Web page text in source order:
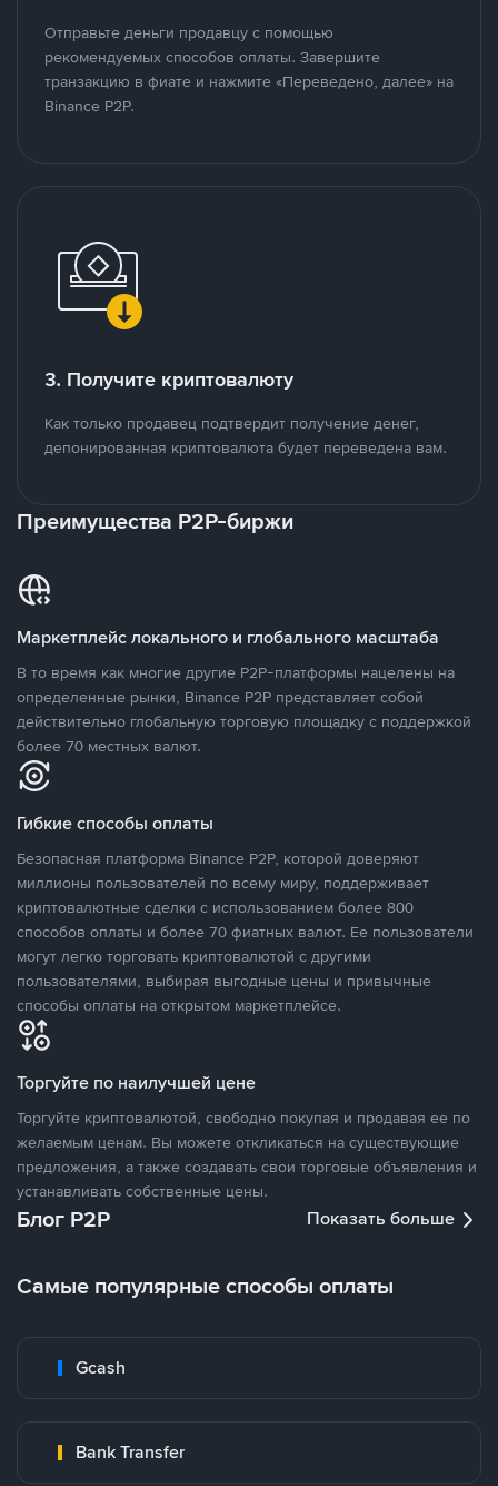
Отправьте деньги продавцу с помощью
рекомендуемых способов оплаты. Завершите
транзакцию в фиате и нажмите «Переведено, далее» на
Binance P2P.
3. Получите криптовалюту
Как только продавец подтвердит получение денег,
депонированная криптовалюта будет переведена вам.
Преимущества P2P-биржи
Маркетплейс локального и глобального масштаба
В то время как многие другие P2P-платформы нацелены на
определенные рынки, Binance P2P представляет собой
действительно глобальную торговую площадку с поддержкой
более 70 местных валют.
Гибкие способы оплаты
Безопасная платформа Binance P2P, которой доверяют
миллионы пользователей по всему миру, поддерживает
криптовалютные сделки с использованием более 800
способов оплаты и более 70 фиатных валют. Ее пользователи
могут легко торговать криптовалютой с другими
пользователями, выбирая выгодные цены и привычные
способы оплаты на открытом маркетплейсе.
Торгуйте по наилучшей цене
Торгуйте криптовалютой, свободно покупая и продавая ее по
желаемым ценам. Вы можете откликаться на существующие
предложения, а также создавать свои торговые объявления и
устанавливать собственные цены.
Блог P2P Показать больше
Самые популярные способы оплаты
Gcash
Bank Transfer